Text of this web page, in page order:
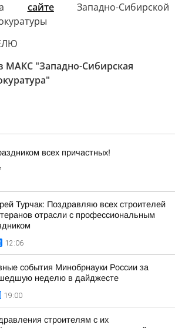
на сайтеЗападно-Сибирской
МАКС "Западно-Сибирская
всех причастных!
Турчак: Поздравляю всех строителей
отрасли с профессиональным
12:06
события Минобрнауки России за
неделю в дайджесте
19:00
строителям с их